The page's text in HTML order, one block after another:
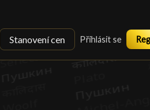
Stanovení cen Přihlásit se